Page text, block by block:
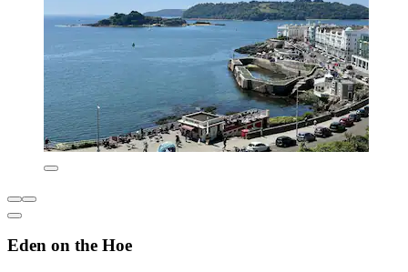
Eden on the Hoe